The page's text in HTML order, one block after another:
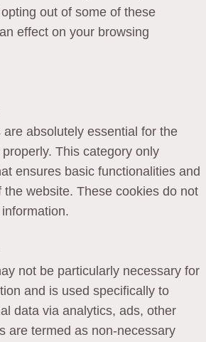
out of some of these
effect on your browsing
absolutely essential for the
This category only
ensures basic functionalities and
the website. These cookies do not
not be particularly necessary for
and is used specifically to
data via analytics, ads, other
are termed as non-necessary